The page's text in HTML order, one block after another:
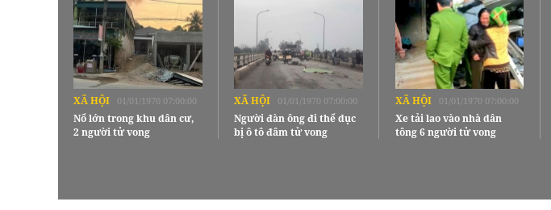
XÃ HỘI 01/01/1970 07:00:00
Nổ lớn trong khu dân cư,
2 người tử vong
XÃ HỘI 01/01/1970 07:00:00
Người đàn ông đi thể dục
bị ô tô đâm tử vong
XÃ HỘI 01/01/1970 07:00:00
Xe tải lao vào nhà dân
tông 6 người tử vong